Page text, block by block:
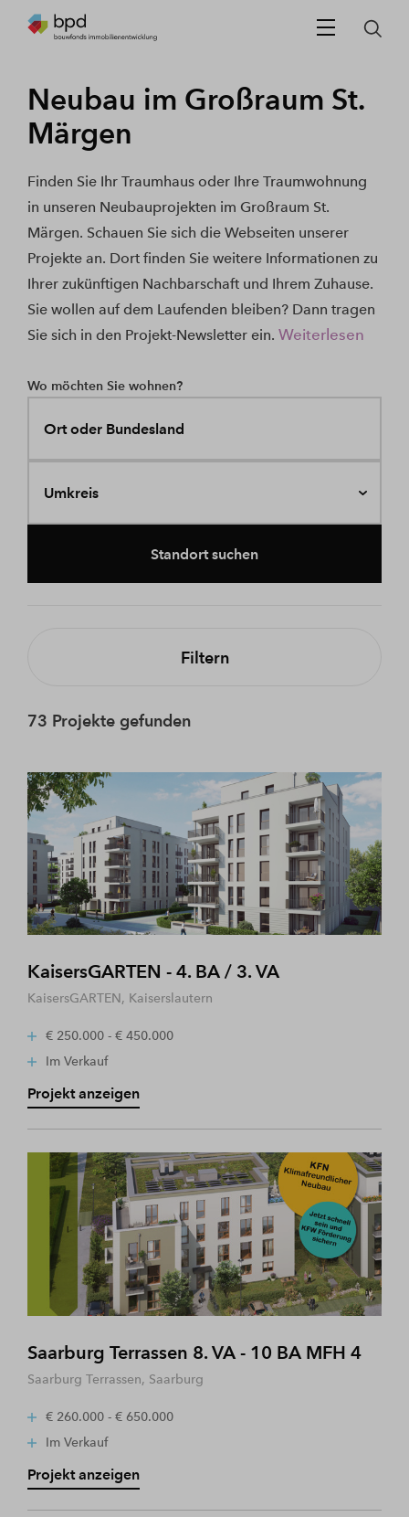
Neubau im Großraum St.
Märgen
Finden Sie Ihr Traumhaus oder Ihre Traumwohnung
in unseren Neubauprojekten im Großraum St.
Märgen. Schauen Sie sich die Webseiten unserer
Projekte an. Dort finden Sie weitere Informationen zu
Ihrer zukünftigen Nachbarschaft und Ihrem Zuhause.
Sie wollen auf dem Laufenden bleiben? Dann tragen
Sie sich in den Projekt-Newsletter ein. Weiterlesen
Wo möchten Sie wohnen?
Ort oder Bundesland
Umkreis
Standort suchen
Filtern
73 Projekte gefunden
KaisersGARTEN - 4. BA / 3. VA
KaisersGARTEN, Kaiserslautern
€ 250.000 - € 450.000
Im Verkauf
Projekt anzeigen
Saarburg Terrassen 8. VA - 10 BA MFH 4
Saarburg Terrassen, Saarburg
€ 260.000 - € 650.000
Im Verkauf
Projekt anzeigen